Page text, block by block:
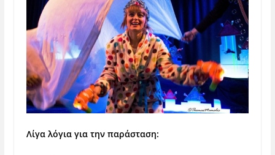
Λίγα λόγια για την παράσταση: